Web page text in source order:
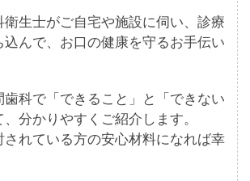
衛生士がご自宅や施設に伺い、診療
込んで、お口の健康を守るお手伝い
歯科で「できること」と「できない
分かりやすくご紹介します。
されている方の安心材料になれば幸